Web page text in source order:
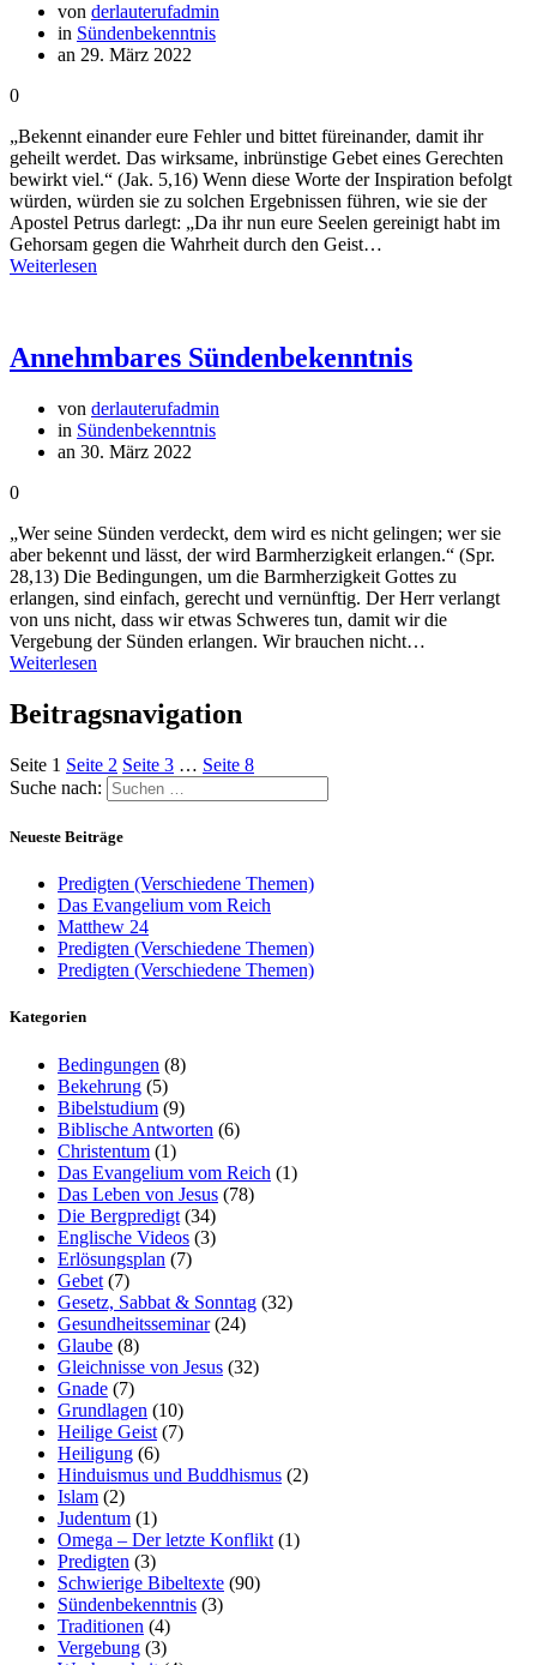
von derlauterufadmin
in Sündenbekenntnis
an 29. März 2022
0
„Bekennt einander eure Fehler und bittet füreinander, damit ihr
geheilt werdet. Das wirksame, inbrünstige Gebet eines Gerechten
bewirkt viel.“ (Jak. 5,16) Wenn diese Worte der Inspiration befolgt
würden, würden sie zu solchen Ergebnissen führen, wie sie der
Apostel Petrus darlegt: „Da ihr nun eure Seelen gereinigt habt im
Gehorsam gegen die Wahrheit durch den Geist…
Weiterlesen
Annehmbares Sündenbekenntnis
von derlauterufadmin
in Sündenbekenntnis
an 30. März 2022
0
„Wer seine Sünden verdeckt, dem wird es nicht gelingen; wer sie
aber bekennt und lässt, der wird Barmherzigkeit erlangen.“ (Spr.
28,13) Die Bedingungen, um die Barmherzigkeit Gottes zu
erlangen, sind einfach, gerecht und vernünftig. Der Herr verlangt
von uns nicht, dass wir etwas Schweres tun, damit wir die
Vergebung der Sünden erlangen. Wir brauchen nicht…
Weiterlesen
Beitragsnavigation
Seite 1 Seite 2 Seite 3 … Seite 8
Suche nach:
Neueste Beiträge
Predigten (Verschiedene Themen)
Das Evangelium vom Reich
Matthew 24
Predigten (Verschiedene Themen)
Predigten (Verschiedene Themen)
Kategorien
Bedingungen (8)
Bekehrung (5)
Bibelstudium (9)
Biblische Antworten (6)
Christentum (1)
Das Evangelium vom Reich (1)
Das Leben von Jesus (78)
Die Bergpredigt (34)
Englische Videos (3)
Erlösungsplan (7)
Gebet (7)
Gesetz, Sabbat & Sonntag (32)
Gesundheitsseminar(24)
Glaube (8)
Gleichnisse von Jesus (32)
Gnade (7)
Grundlagen (10)
Heilige Geist (7)
Heiligung (6)
Hinduismus und Buddhismus (2)
Islam (2)
Judentum (1)
Omega – Der letzte Konflikt (1)
Predigten (3)
Schwierige Bibeltexte (90)
Sündenbekenntnis (3)
Traditionen (4)
Vergebung (3)